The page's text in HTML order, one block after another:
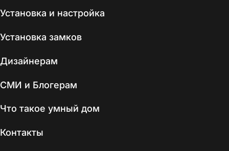
Установка и настройка
Установка замков
Дизайнерам
СМИ и Блогерам
Что такое умный дом
Контакты